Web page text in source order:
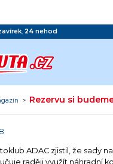
,24 nehod
> Rezervu si
ADAC zjistil, že sady
raději využít náhradní